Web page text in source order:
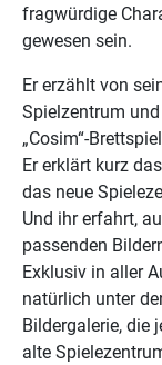
fragwürdige
gewesen sein.
Er erzählt von
Spielzentrum
„Cosim“-
Er erklärt kurz
das neue
Und ihr erfahrt,
passenden
Exklusiv in aller
natürlich unter
Bildergalerie, die
alte